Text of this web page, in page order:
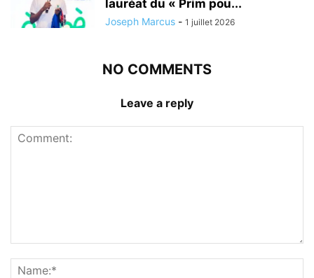
lauréat du « Prim pou...
Joseph Marcus - 1 juillet 2026
NO COMMENTS
Leave a reply